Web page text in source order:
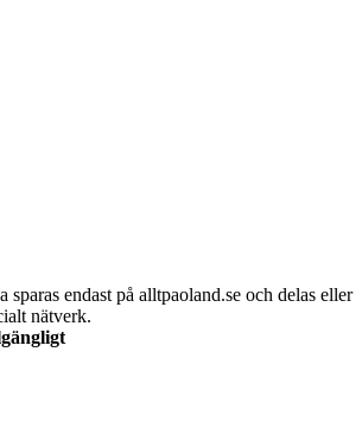
sparas endast på alltpaoland.se och delas eller
nätverk.